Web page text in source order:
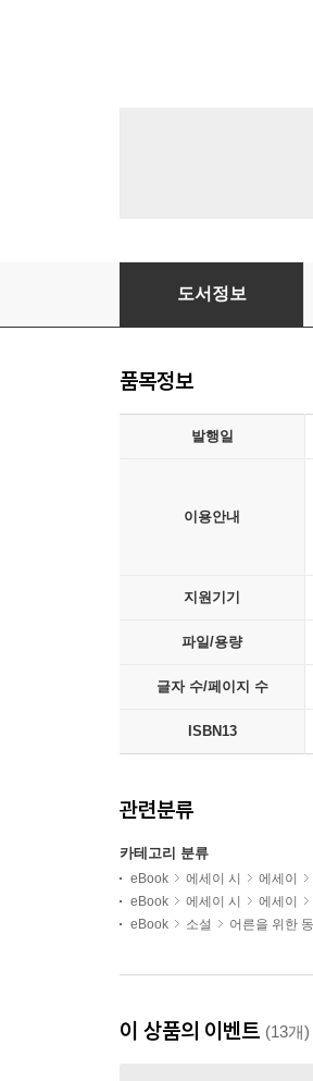
마크툽 Maktub
도서정보
품목정보
발행일
이용안내
지원기기
파일/용량
글자 수/페이지 수
ISBN13
관련분류
카테고리 분류
eBook 에세이 시 에세이
eBook
에세이 시 에세이
eBook
소설 어른을 위한
이 상품의 이벤트 (13개)